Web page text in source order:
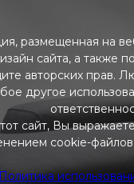
размещенная на
сайта, а также
авторских прав.
другое
сайт, Вы
cookie-файлов
Политика